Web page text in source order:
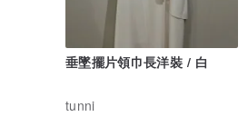
垂墜擺片領巾長洋裝 / 白
tunni